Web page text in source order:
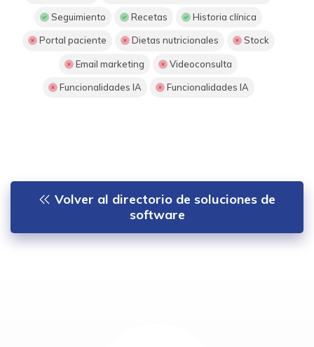
Seguimiento Recetas Historia clínica
Portal paciente Dietas nutricionales Stock
Email marketing Videoconsulta
Funcionalidades IA Funcionalidades IA
Volver al directorio de soluciones de
software